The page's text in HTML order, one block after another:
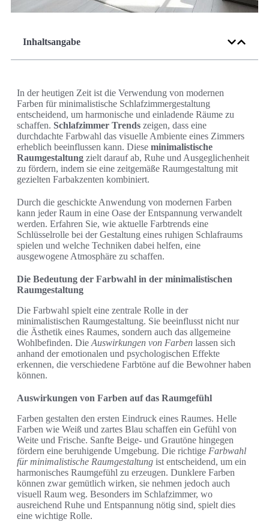
Inhaltsangabe
In der heutigen Zeit ist die Verwendung von modernen
Farben für minimalistische Schlafzimmergestaltung
entscheidend, um harmonische und einladende Räume zu
schaffen. Schlafzimmer Trends zeigen, dass eine
durchdachte Farbwahl das visuelle Ambiente eines Zimmers
erheblich beeinflussen kann. Diese minimalistische
Raumgestaltung zielt darauf ab, Ruhe und Ausgeglichenheit
zu fördern, indem sie eine zeitgemäße Raumgestaltung mit
gezielten Farbakzenten kombiniert.
Durch die geschickte Anwendung von modernen Farben
kann jeder Raum in eine Oase der Entspannung verwandelt
werden. Erfahren Sie, wie aktuelle Farbtrends eine
Schlüsselrolle bei der Gestaltung eines ruhigen Schlafraums
spielen und welche Techniken dabei helfen, eine
ausgewogene Atmosphäre zu schaffen.
Die Bedeutung der Farbwahl in der minimalistischen
Raumgestaltung
Die Farbwahl spielt eine zentrale Rolle in der
minimalistischen Raumgestaltung. Sie beeinflusst nicht nur
die Ästhetik eines Raumes, sondern auch das allgemeine
Wohlbefinden. Die Auswirkungen von Farben lassen sich
anhand der emotionalen und psychologischen Effekte
erkennen, die verschiedene Farbtöne auf die Bewohner haben
können.
Auswirkungen von Farben auf das Raumgefühl
Farben gestalten den ersten Eindruck eines Raumes. Helle
Farben wie Weiß und zartes Blau schaffen ein Gefühl von
Weite und Frische. Sanfte Beige- und Grautöne hingegen
fördern eine beruhigende Umgebung. Die richtige Farbwahl
für minimalistische Raumgestaltung ist entscheidend, um ein
harmonisches Raumgefühl zu erzeugen. Dunklere Farben
können zwar gemütlich wirken, sie nehmen jedoch auch
visuell Raum weg. Besonders im Schlafzimmer, wo
ausreichend Ruhe und Entspannung nötig sind, spielt dies
eine wichtige Rolle.